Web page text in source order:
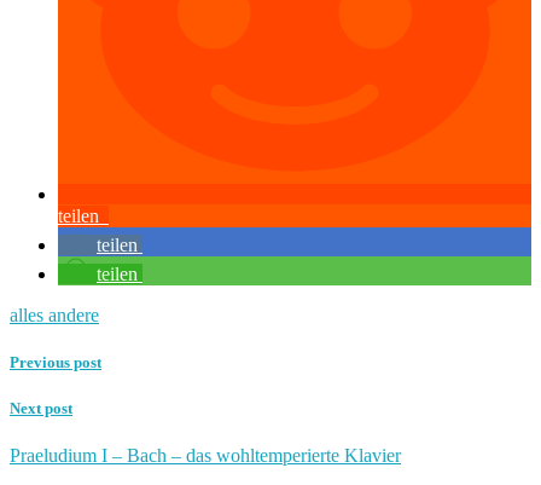
teilen
teilen
teilen
alles andere
Previous post
Next post
Praeludium I – Bach – das wohltemperierte Klavier